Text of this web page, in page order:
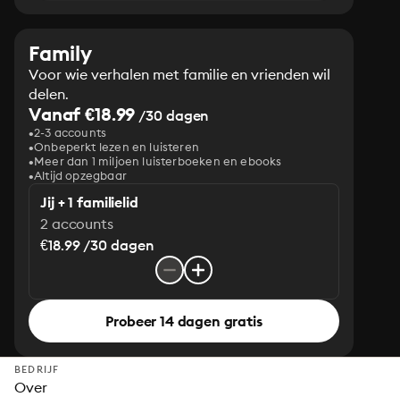
Family
Voor wie verhalen met familie en vrienden wil
delen.
Vanaf €18.99 /30 dagen
2-3 accounts
Onbeperkt lezen en luisteren
Meer dan 1 miljoen luisterboeken en ebooks
Altijd opzegbaar
Jij + 1 familielid
2 accounts
€18.99 /30 dagen
Probeer 14 dagen gratis
BEDRIJF
Over